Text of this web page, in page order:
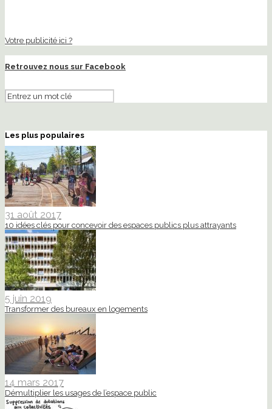
Votre publicité ici ?
Retrouvez nous sur Facebook
Les plus populaires
31 août 2017
10 idées clés pour concevoir des espaces publics plus attrayants
5 juin 2019
Transformer des bureaux en logements
14 mars 2017
Démultiplier les usages de l’espace public